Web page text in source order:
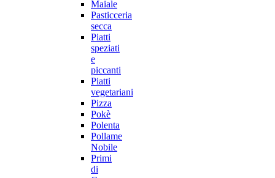
Maiale
Pasticceria
secca
Piatti
speziati
e
piccanti
Piatti
vegetariani
Pizza
Pokè
Polenta
Pollame
Nobile
Primi
di